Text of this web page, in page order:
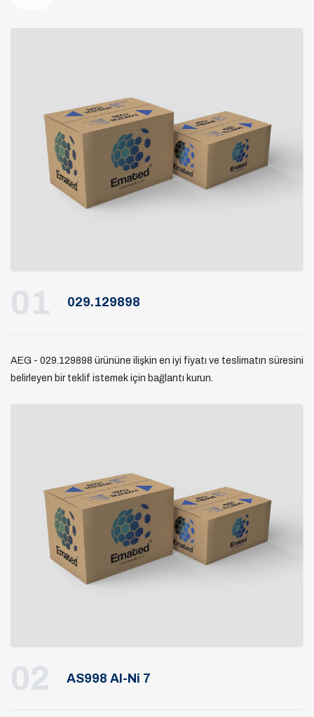
01 029.129898
AEG - 029.129898 ürününe ilişkin en iyi fiyatı ve teslimatın süresini
belirleyen bir teklif istemek için bağlantı kurun.
02 AS998 Al-Ni 7